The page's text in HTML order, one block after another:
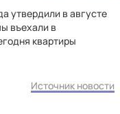
утвердили в августе
въехали в
квартиры
Источник новости